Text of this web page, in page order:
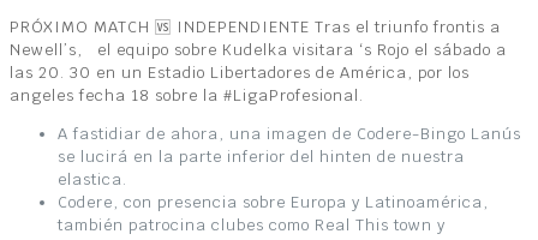
PRÓXIMO MATCH 🆚️ INDEPENDIENTE Tras el triunfo frontis a
Newell’s, el equipo sobre Kudelka visitara ‘s Rojo el sábado a
las 20. 30 en un Estadio Libertadores de América, por los
angeles fecha 18 sobre la #LigaProfesional.
A fastidiar de ahora, una imagen de Codere-Bingo Lanús
se lucirá en la parte inferior del hinten de nuestra
elastica.
Codere, con presencia sobre Europa y Latinoamérica,
también patrocina clubes como Real This town y